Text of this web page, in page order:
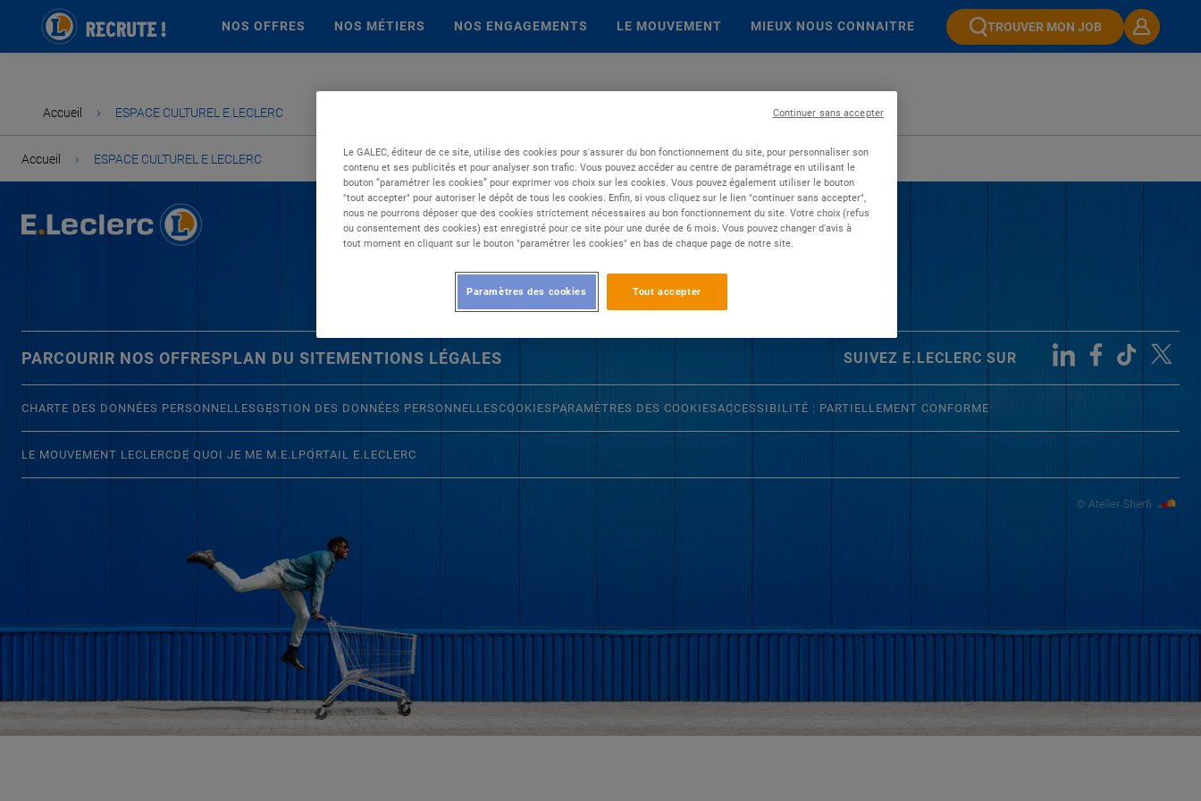
NOS OFFRES NOS MÉTIERS NOS ENGAGEMENTS LE MOUVEMENT MIEUX NOUS CONNAITRE TROUVER MON JOB
Accueil › ESPACE CULTUREL E.LECLERC
Accueil › ESPACE CULTUREL E.LECLERC
PARCOURIR NOS OFFRESPLAN DU SITEMENTIONS LÉGALES SUIVEZ E.LECLERC SUR
CHARTE DES DONNÉES PERSONNELLESGESTION DES DONNÉES PERSONNELLESCOOKIES PARAMÈTRES DES COOKIESACCESSIBILITÉ : PARTIELLEMENT CONFORME
LE MOUVEMENT LECLERCDE QUOI JE ME M.E.LPORTAIL E.LECLERC
Le GALEC, éditeur de ce site, utilise des cookies pour s'assurer du bon fonctionnement du site, pour personnaliser son
contenu et ses publicités et pour analyser son trafic. Vous pouvez accéder au centre de paramétrage en utilisant le
bouton “paramétrer les cookies” pour exprimer vos choix sur les cookies. Vous pouvez également utiliser le bouton
"tout accepter" pour autoriser le dépôt de tous les cookies. Enfin, si vous cliquez sur le lien "continuer sans accepter",
nous ne pourrons déposer que des cookies strictement nécessaires au bon fonctionnement du site. Votre choix (refus
ou consentement des cookies) est enregistré pour ce site pour une durée de 6 mois. Vous pouvez changer d'avis à
tout moment en cliquant sur le bouton "paramétrer les cookies" en bas de chaque page de notre site.
Tout accepter
Paramètres des cookies
Continuer sans accepter